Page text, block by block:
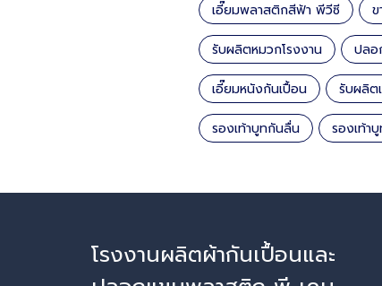
เอี๊ยมพลาสติกสีฟ้า พีวีซี
รับผลิตหมวกโรงงาน ปลอ
เอี๊ยมหนังกันเปื้อน รับผลิต
รองเท้าบูทกันลื่น รองเท้า
โรงงานผลิตผ้ากันเปื้อนและ